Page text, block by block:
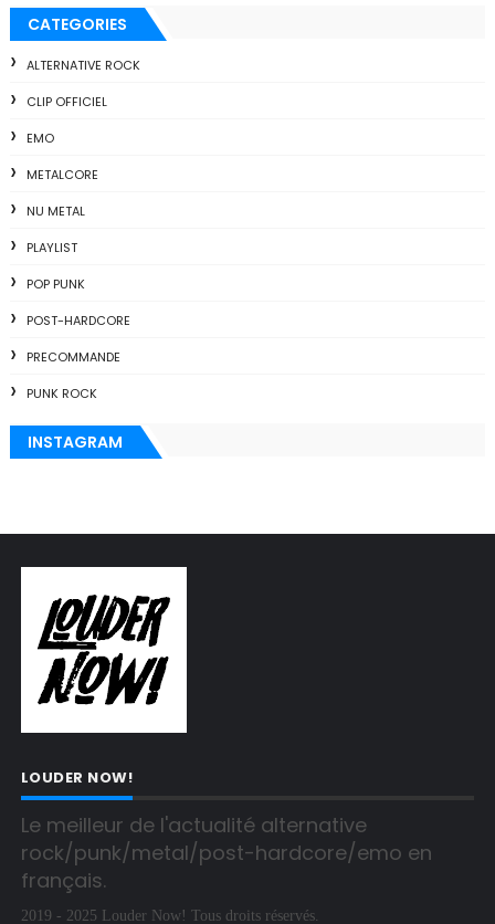
CATEGORIES
ALTERNATIVE ROCK
CLIP OFFICIEL
EMO
METALCORE
NU METAL
PLAYLIST
POP PUNK
POST-HARDCORE
PRECOMMANDE
PUNK ROCK
INSTAGRAM
LOUDER NOW!
Le meilleur de l'actualité alternative
rock/punk/metal/post-hardcore/emo en
français.
2019 - 2025 Louder Now! Tous droits réservés.